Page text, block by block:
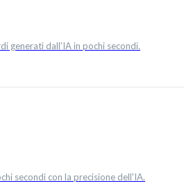
generati dall'IA in pochi secondi.
secondi con la precisione dell'IA.